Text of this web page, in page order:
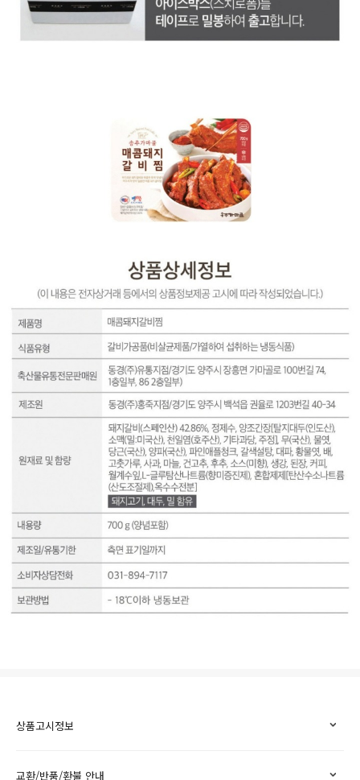
상품고시정보
교환/반품/환불 안내